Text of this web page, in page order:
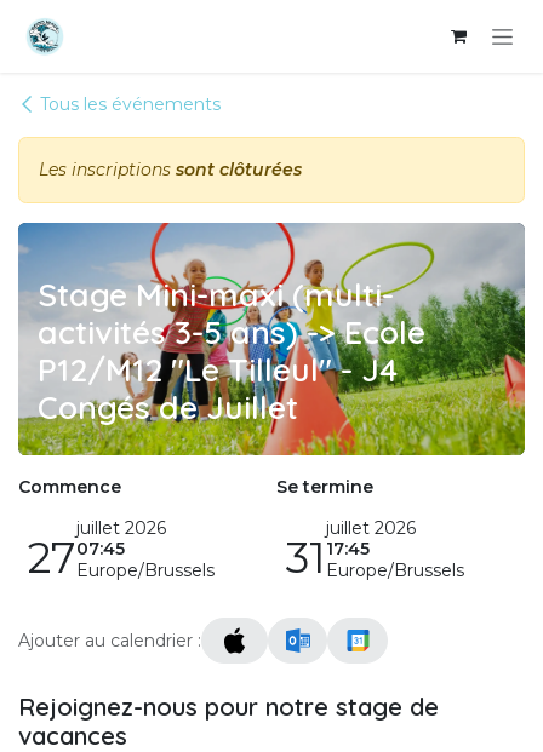
Tous les événements
Les inscriptions sont clôturées
Stage Mini-maxi (multi-
activités 3-5 ans) -> Ecole
P12/M12 "Le Tilleul" - J4
Congés de Juillet
Commence
27
juillet 2026
07:45
Europe/Brussels
Se termine
31
juillet 2026
17:45
Europe/Brussels
Ajouter au calendrier :
Rejoignez-nous pour notre stage de
vacances